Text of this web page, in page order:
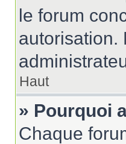
le forum
autorisation.
Haut
» Pourquoi
Chaque